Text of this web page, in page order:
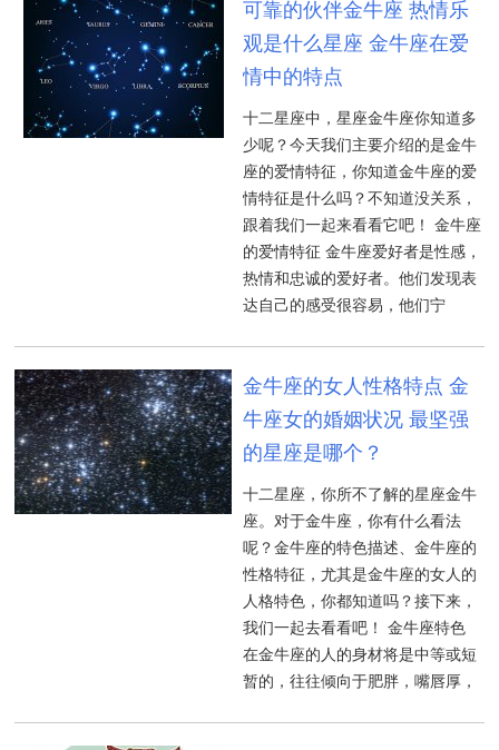
可靠的伙伴金牛座 热情乐
观是什么星座 金牛座在爱
情中的特点
十二星座中，星座金牛座你知道多
少呢？今天我们主要介绍的是金牛
座的爱情特征，你知道金牛座的爱
情特征是什么吗？不知道没关系，
跟着我们一起来看看它吧！ 金牛座
的爱情特征 金牛座爱好者是性感，
热情和忠诚的爱好者。他们发现表
达自己的感受很容易，他们宁
金牛座的女人性格特点 金
牛座女的婚姻状况 最坚强
的星座是哪个？
十二星座，你所不了解的星座金牛
座。对于金牛座，你有什么看法
呢？金牛座的特色描述、金牛座的
性格特征，尤其是金牛座的女人的
人格特色，你都知道吗？接下来，
我们一起去看看吧！ 金牛座特色
在金牛座的人的身材将是中等或短
暂的，往往倾向于肥胖，嘴唇厚，